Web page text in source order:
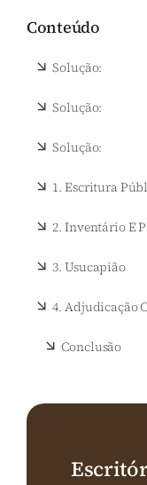
Conteúdo
Solução:
Solução:
Solução:
1.Escritura
2.Inventário E
3.Usucapião
4.Adjudicação
Conclusão